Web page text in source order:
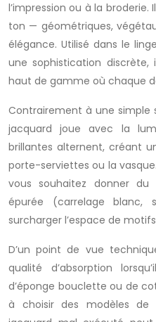
l’impression ou à la
ton — géométriques,
élégance. Utilisé dans le
une sophistication
haut de gamme où chaque
Contrairement à une simple
jacquard joue avec la
brillantes alternent, créant
porte-serviettes ou la
vous souhaitez donner
épurée (carrelage blanc,
surcharger l’espace de
D’un point de vue
qualité d’absorption
d’éponge bouclette ou de
à choisir des modèles de